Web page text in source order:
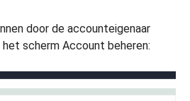
door de accounteigenaar
scherm Account beheren: